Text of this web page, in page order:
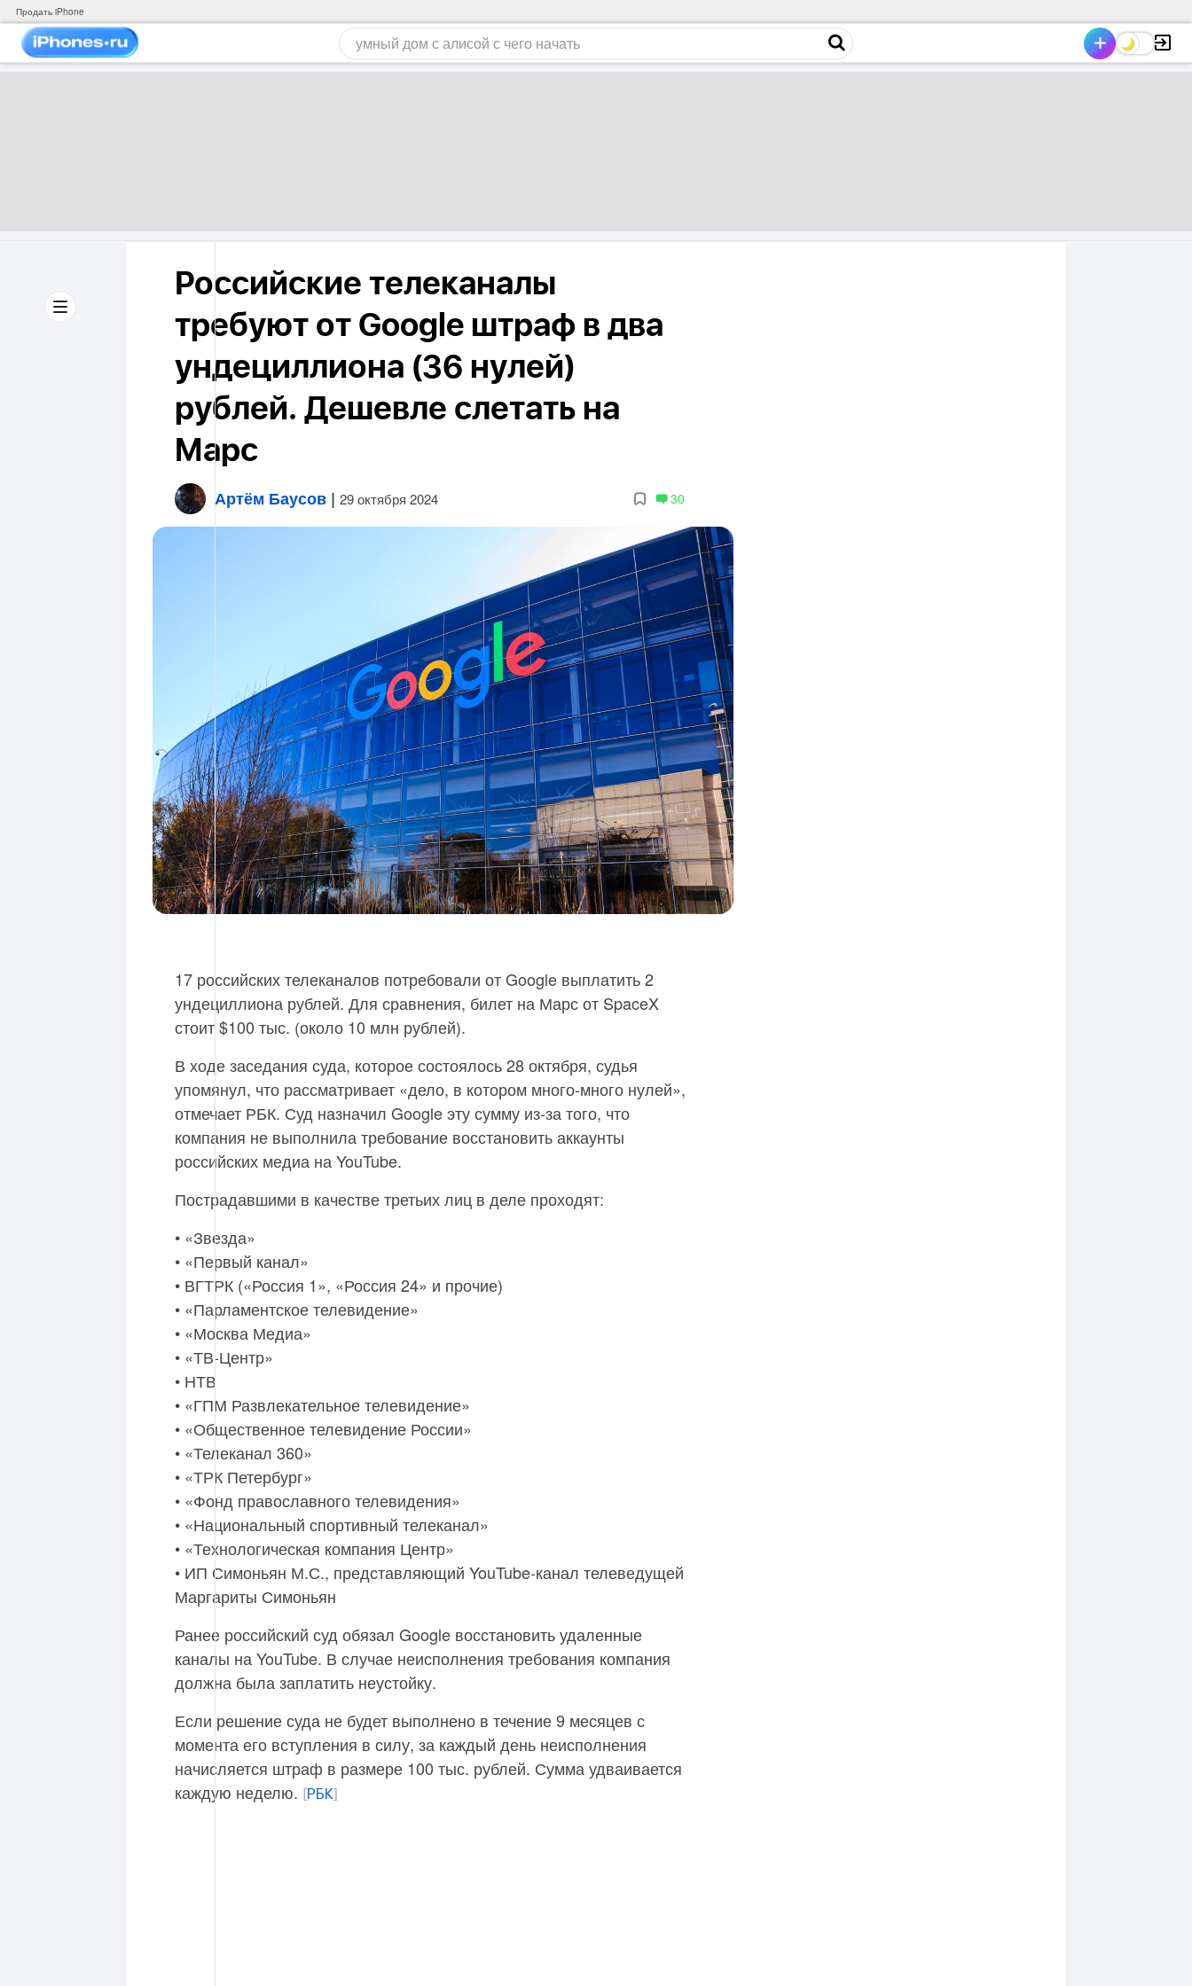
Продать iPhone
Российские телеканалы
требуют от Google штраф в два
ундециллиона (36 нулей)
рублей. Дешевле слетать на
Марс
Артём Баусов | 29 октября 2024 30
17 российских телеканалов потребовали от Google выплатить 2
ундециллиона рублей. Для сравнения, билет на Марс от SpaceX
стоит $100 тыс. (около 10 млн рублей).
В ходе заседания суда, которое состоялось 28 октября, судья
упомянул, что рассматривает «дело, в котором много-много нулей»,
отмечает РБК. Суд назначил Google эту сумму из-за того, что
компания не выполнила требование восстановить аккаунты
российских медиа на YouTube.
Пострадавшими в качестве третьих лиц в деле проходят:
• «Звезда»
• «Первый канал»
• ВГТРК («Россия 1», «Россия 24» и прочие)
• «Парламентское телевидение»
• «Москва Медиа»
• «ТВ-Центр»
• НТВ
• «ГПМ Развлекательное телевидение»
• «Общественное телевидение России»
• «Телеканал 360»
• «ТРК Петербург»
• «Фонд православного телевидения»
• «Национальный спортивный телеканал»
• «Технологическая компания Центр»
• ИП Симоньян М.С., представляющий YouTube-канал телеведущей
Маргариты Симоньян
Ранее российский суд обязал Google восстановить удаленные
каналы на YouTube. В случае неисполнения требования компания
должна была заплатить неустойку.
Если решение суда не будет выполнено в течение 9 месяцев с
момента его вступления в силу, за каждый день неисполнения
начисляется штраф в размере 100 тыс. рублей. Сумма удваивается
каждую неделю.
РБК